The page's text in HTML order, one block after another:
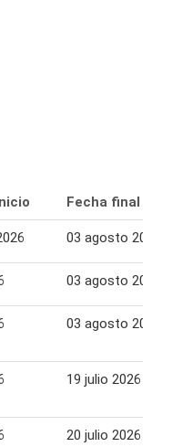
Fecha final
03 agosto 2026
03 agosto 2026
03 agosto 2026
19 julio 2026
20 julio 2026